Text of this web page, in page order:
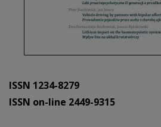
ISSN 1234-8279
ISSN on-line 2449-9315